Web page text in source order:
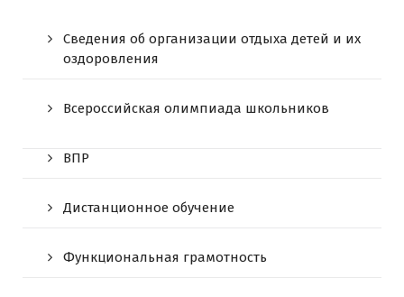
Сведения об организации отдыха детей и их
оздоровления
Всероссийская олимпиада школьников
ВПР
Дистанционное обучение
Функциональная грамотность